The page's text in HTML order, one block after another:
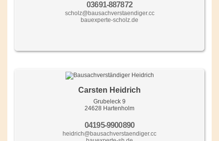
03691-887872
scholz@bausachverstaendiger.cc
bauexperte-scholz.de
Carsten Heidrich
Grubeleck 9
24628 Hartenholm
04195-9900890
heidrich@bausachverstaendiger.cc